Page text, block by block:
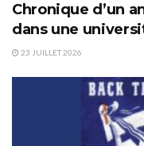
Chronique d’un
dans une
23 JUILLET 2026